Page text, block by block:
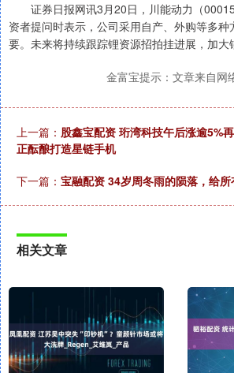
证券日报网讯3月20日，川能动力（
资者提问时表示，公司采用自产、外购等多
要。未来将持续跟踪锂资源招拍挂进展，加大
金富宝提示：文章来自网
上一篇： 股鑫宝配资 珩湾科技午后涨逾5%
正酝酿打造星链手机
下一篇： 宝融配资 34岁周冬雨的陨落，给
相关文章